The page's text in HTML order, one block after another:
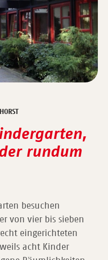
rundum
besuchen
von vier bis sieben
eingerichteten
acht Kinder